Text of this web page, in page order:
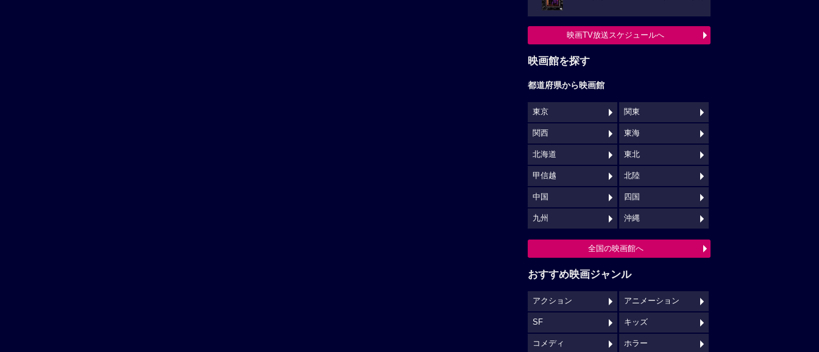
映画TV放送スケジュールへ
映画館を探す
都道府県から映画館
東京 関東
関西 東海
北海道 東北
甲信越 北陸
中国 四国
九州 沖縄
全国の映画館へ
おすすめ映画ジャンル
アクション アニメーション
SF キッズ
コメディ ホラー